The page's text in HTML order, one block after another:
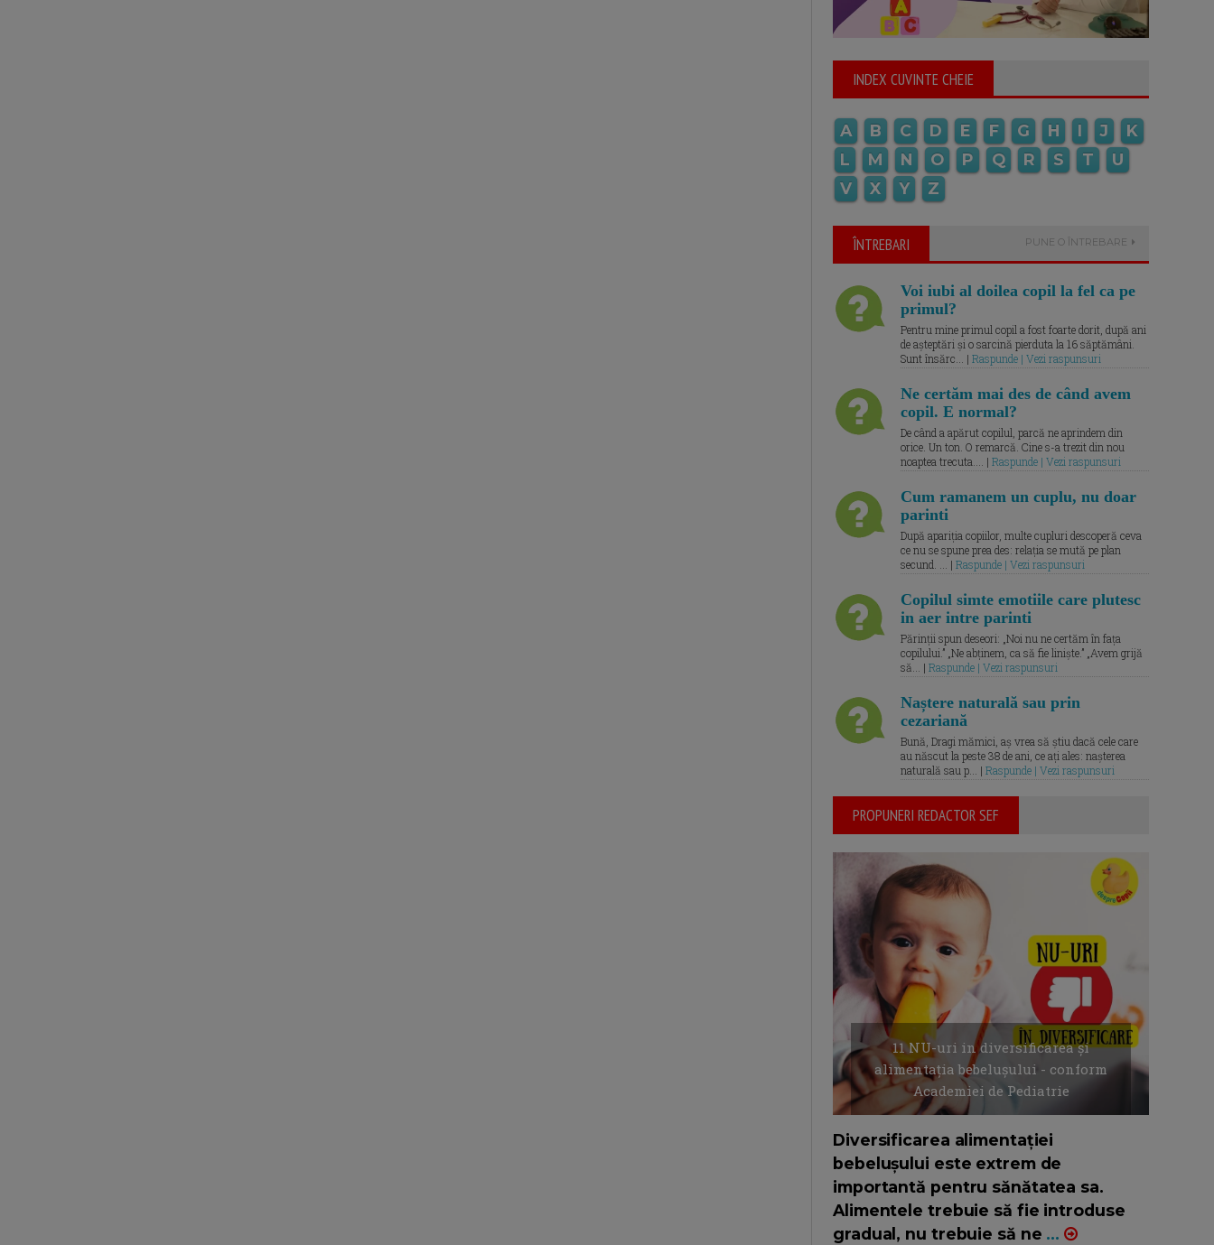
INDEX CUVINTE CHEIE
A B C D E F G H I J
K
L
M N O P Q R S T
U
V
X Y Z
ÎNTREBARI PUNE O ÎNTREBARE
Voi iubi al doilea copil la fel ca pe
primul?
Pentru mine primul copil a fost foarte dorit, după ani
de așteptări și o sarcină pierduta la 16 săptămâni.
Sunt însărc... | Raspunde | Vezi raspunsuri
Ne certăm mai des de când avem
copil. E normal?
De când a apărut copilul, parcă ne aprindem din
orice. Un ton. O remarcă. Cine s-a trezit din nou
noaptea trecuta.... | Raspunde | Vezi raspunsuri
Cum ramanem un cuplu, nu doar
parinti
După apariția copiilor, multe cupluri descoperă ceva
ce nu se spune prea des: relația se mută pe plan
secund. ... | Raspunde | Vezi raspunsuri
Copilul simte emotiile care plutesc
in aer intre parinti
Părinții spun deseori: „Noi nu ne certăm în fața
copilului.” „Ne abținem, ca să fie liniște.” „Avem grijă
să... | Raspunde | Vezi raspunsuri
Naștere naturală sau prin
cezariană
Bună, Dragi mămici, aș vrea să știu dacă cele care
au născut la peste 38 de ani, ce ați ales: nașterea
naturală sau p... | Raspunde | Vezi raspunsuri
PROPUNERI REDACTOR SEF
11 NU-uri in diversificarea și
alimentația bebelușului - conform
Academiei de Pediatrie
Diversificarea alimentației
bebelușului este extrem de
importantă pentru sănătatea sa.
Alimentele trebuie să fie introduse
gradual, nu trebuie să ne ...